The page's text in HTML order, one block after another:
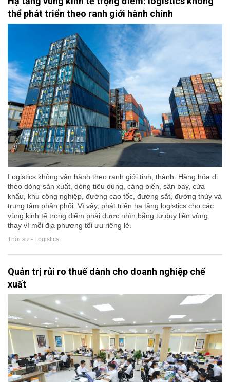
thể phát triển theo ranh giới hành chính
Logistics không vận hành theo ranh giới tỉnh, thành. Hàng hóa đi
theo dòng sản xuất, dòng tiêu dùng, cảng biển, sân bay, cửa
khẩu, khu công nghiệp, đường cao tốc, đường sắt, đường thủy và
trung tâm phân phối. Vì vậy, phát triển hạ tầng logistics cho các
vùng kinh tế trọng điểm phải được nhìn bằng tư duy liên vùng,
thay vì mỗi địa phương tối ưu riêng lẻ.
Thời sự - Logistics
Quản trị rủi ro thuế dành cho doanh nghiệp chế
xuất